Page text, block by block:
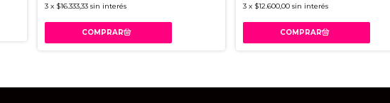
3 x $16.333,33 sin interés 3 x $12.600,00 sin interés